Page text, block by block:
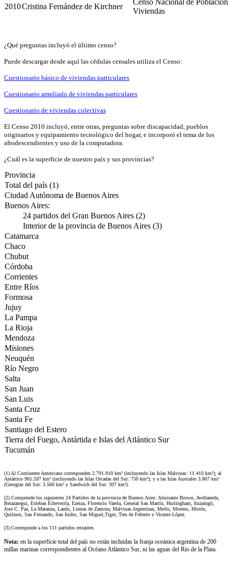
2010Cristina Fernández de Kirchner
Viviendas
¿Qué preguntas incluyó el último censo?
Puede descargar desde aquí las cédulas censales utiliza el Censo:
Cuestionario básico de viviendas particulares
Cuestionario ampliado de viviendas particulares
Cuestionario de viviendas colectivas
El Censo 2010 incluyó, entre otras, preguntas sobre discapacidad, pueblos
originarios y equipamiento tecnológico del hogar, e incorporó el tema de los
afrodescendientes y uso de la computadora.
¿Cuál es la superficie de nuestro país y sus provincias?
Provincia
Total del país (1)
Ciudad Autónoma de Buenos Aires
Buenos Aires:
24 partidos del Gran Buenos Aires (2)
Interior de la provincia de Buenos Aires (3)
Catamarca
Chaco
Chubut
Córdoba
Corrientes
Entre Ríos
Formosa
Jujuy
La Pampa
La Rioja
Mendoza
Misiones
Neuquén
Río Negro
Salta
San Juan
San Luis
Santa Cruz
Santa Fe
Santiago del Estero
Tierra del Fuego, Antártida e Islas del Atlántico Sur
Tucumán
(1) Al Continente Americano corresponden 2.791.810 km² (incluyendo las Islas Malvinas: 11.410 km²); al
Antártico 965.597 km² (incluyendo las Islas Orcadas del Sur: 750 km²); y a las Islas Australes 3.867 km²
(Georgias del Sur: 3.560 km² y Sandwich del Sur: 307 km²).
(2) Comprende los siguientes 24 Partidos de la provincia de Buenos Aires: Almirante Brown, Avellaneda,
Berazategui, Esteban Echeverría, Ezeiza, Florencio Varela, General San Martín, Hurlingham, Ituzaingó,
Jose C. Paz, La Matanza, Lanús, Lomas de Zamora, Malvinas Argentinas, Merlo, Moreno, Morón,
Quilmes, San Fernando, San Isidro, San Miguel,Tigre, Tres de Febrero y Vicente López.
(3) Corresponde a los 111 partidos restantes.
Nota: en la superficie total del país no están incluidas la franja oceánica argentina de 200
millas marinas correspondientes al Océano Atlántico Sur, ni las aguas del Río de la Plata.